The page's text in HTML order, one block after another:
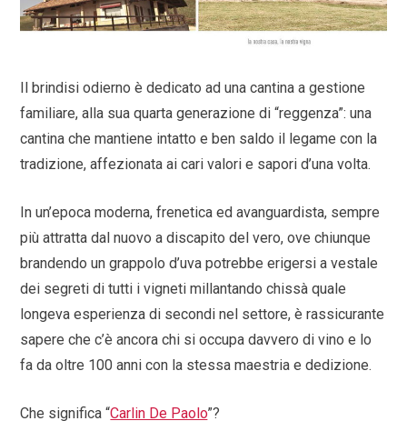
Il brindisi odierno è dedicato ad una cantina a gestione
familiare, alla sua quarta generazione di “reggenza”: una
cantina che mantiene intatto e ben saldo il legame con la
tradizione, affezionata ai cari valori e sapori d’una volta.
In un’epoca moderna, frenetica ed avanguardista, sempre
più attratta dal nuovo a discapito del vero, ove chiunque
brandendo un grappolo d’uva potrebbe erigersi a vestale
dei segreti di tutti i vigneti millantando chissà quale
longeva esperienza di secondi nel settore, è rassicurante
sapere che c’è ancora chi si occupa davvero di vino e lo
fa da oltre 100 anni con la stessa maestria e dedizione.
Che significa “Carlin De Paolo”?